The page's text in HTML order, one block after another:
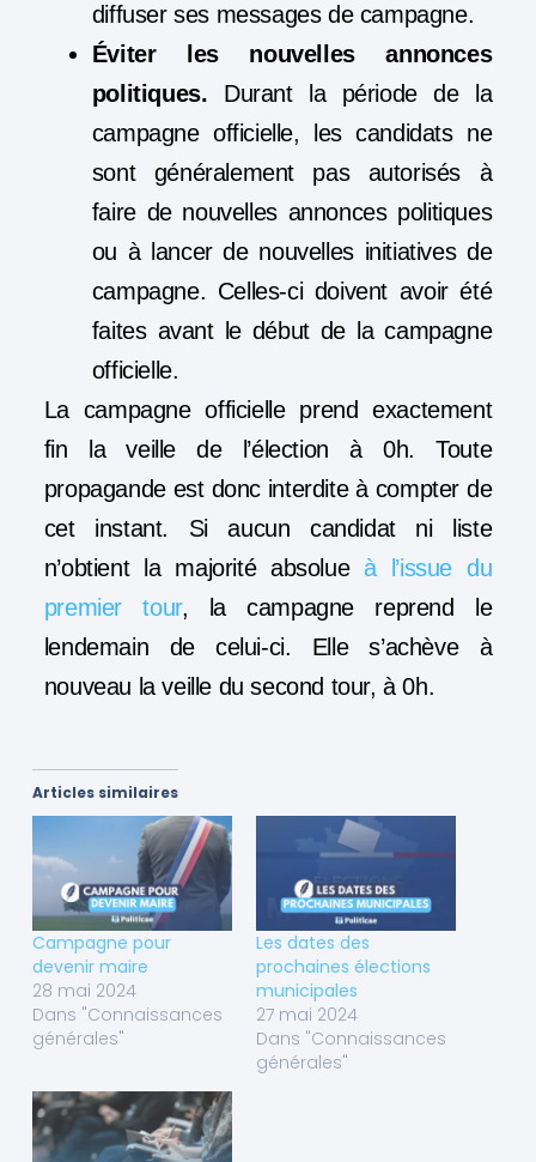
diffuser ses messages de campagne.
Éviter les nouvelles annonces
politiques. Durant la période de la
campagne officielle, les candidats ne
sont généralement pas autorisés à
faire de nouvelles annonces politiques
ou à lancer de nouvelles initiatives de
campagne. Celles-ci doivent avoir été
faites avant le début de la campagne
officielle.
La campagne officielle prend exactement
fin la veille de l’élection à 0h. Toute
propagande est donc interdite à compter de
cet instant. Si aucun candidat ni liste
n’obtient la majorité absolueà l’issue du
premier tour, la campagne reprend le
lendemain de celui-ci. Elle s’achève à
nouveau la veille du second tour, à 0h.
Articles similaires
Campagne pour
devenir maire
28 mai 2024
Dans "Connaissances
générales"
Les dates des
prochaines élections
municipales
27 mai 2024
Dans "Connaissances
générales"